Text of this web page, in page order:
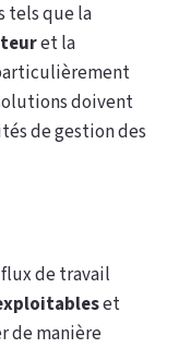
tels que la
et la
doivent
de gestion des
flux de travail
et
de manière